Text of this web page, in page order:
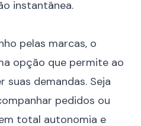
instantânea.
pelas marcas, o
opção que permite ao
demandas. Seja
pedidos ou
total autonomia e